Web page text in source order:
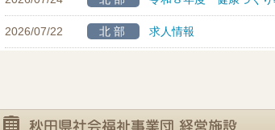
2026/07/22 北部 求人情報